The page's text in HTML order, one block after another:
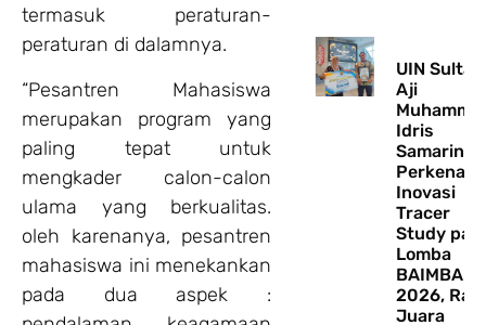
termasuk peraturan-
peraturan di dalamnya.
“Pesantren Mahasiswa
merupakan program yang
paling tepat untuk
mengkader calon-calon
ulama yang berkualitas.
oleh karenanya, pesantren
mahasiswa ini menekankan
pada dua aspek :
UIN Sultan
Aji
Idris
Samarinda
Inovasi
Tracer
Study
Lomba
BAIMBAI
2026, Raih
Juara